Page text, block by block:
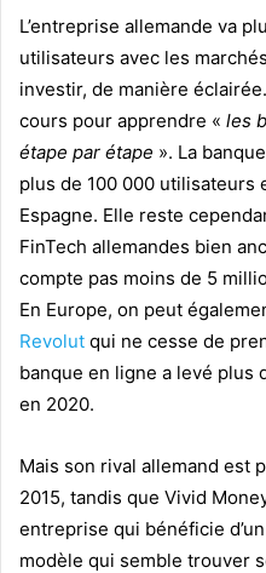
L’entreprise allemande va
utilisateurs avec les
investir, de manière
cours pour apprendre « les
étape par étape ». La
plus de 100 000 utilisateurs
Espagne. Elle reste
FinTech allemandes bien
compte pas moins de 5
En Europe, on peut
Revolut qui ne cesse de
banque en ligne a levé plus
en 2020.
Mais son rival allemand est
2015, tandis que Vivid
entreprise qui bénéficie
modèle qui semble trouver